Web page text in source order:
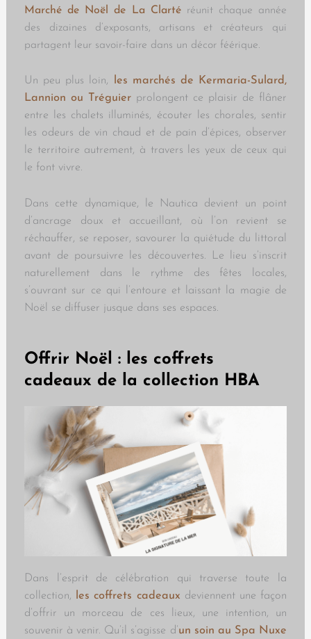
Marché de Noël de La Clartéréunit chaque année
des dizaines d’exposants, artisans et créateurs qui
partagent leur savoir-faire dans un décor féérique.
Un peu plus loin, les marchés de Kermaria-Sulard,
Lannion ou Tréguier prolongent ce plaisir de flâner
entre les chalets illuminés, écouter les chorales, sentir
les odeurs de vin chaud et de pain d’épices, observer
le territoire autrement, à travers les yeux de ceux qui
le font vivre.
Dans cette dynamique, le Nautica devient un point
d’ancrage doux et accueillant, où l’on revient se
réchauffer, se reposer, savourer la quiétude du littoral
avant de poursuivre les découvertes. Le lieu s’inscrit
naturellement dans le rythme des fêtes locales,
s’ouvrant sur ce qui l’entoure et laissant la magie de
Noël se diffuser jusque dans ses espaces.
Offrir Noël : les coffrets
cadeaux de la collection HBA
Dans l’esprit de célébration qui traverse toute la
collection,
les coffrets cadeaux deviennent une façon
d’offrir un morceau de ces lieux, une intention, un
souvenir à venir. Qu’il s’agisse d’ un soin au Spa Nuxe